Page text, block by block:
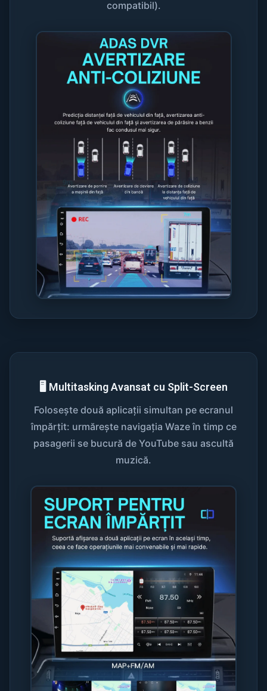
compatibil).
🖥️ Multitasking Avansat cu Split-Screen
Folosește două aplicații simultan pe ecranul
împărțit: urmărește navigația Waze în timp ce
pasagerii se bucură de YouTube sau ascultă
muzică.